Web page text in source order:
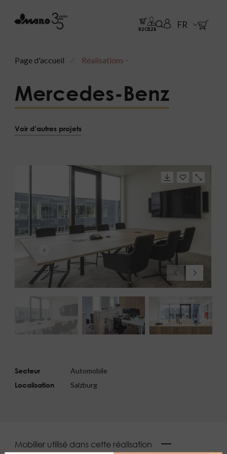
B2CB2B FR
Page d'accueil Réalisations
Mercedes-Benz
Voir d’autres projets
Secteur
Automobile
Localisation
Salzburg
Mobilier utilisé dans cette réalisation